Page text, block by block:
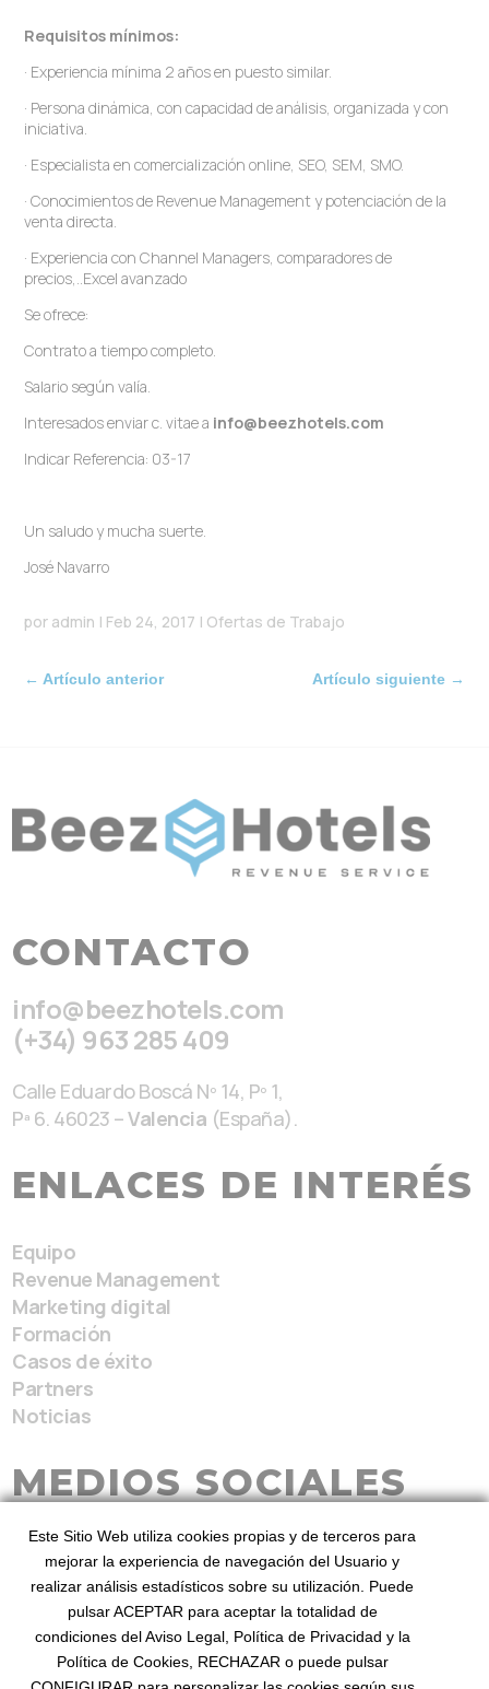
Requisitos mínimos:
· Experiencia mínima 2 años en puesto similar.
· Persona dinámica, con capacidad de análisis, organizada y con
iniciativa.
· Especialista en comercialización online, SEO, SEM, SMO.
· Conocimientos de Revenue Management y potenciación de la
venta directa.
· Experiencia con Channel Managers, comparadores de
precios,..Excel avanzado
Se ofrece:
Contrato a tiempo completo.
Salario según valía.
Interesados enviar c. vitae a info@beezhotels.com
Indicar Referencia: 03-17
Un saludo y mucha suerte.
José Navarro
por admin | Feb 24, 2017 | Ofertas de Trabajo
← Artículo anterior Artículo siguiente→
CONTACTO
info@beezhotels.com
(+34) 963 285 409
Calle Eduardo Boscá Nº 14, Pº 1,
Pª 6. 46023 –Valencia (España).
ENLACES DE INTERÉS
Equipo
Revenue Management
Marketing digital
Formación
Casos de éxito
Partners
Noticias
MEDIOS SOCIALES
BeezHotels, Revenue Service 2026Desde 2010
Este Sitio Web utiliza cookies propias y de terceros para
mejorar la experiencia de navegación del Usuario y
realizar análisis estadísticos sobre su utilización. Puede
pulsar ACEPTAR para aceptar la totalidad de
condiciones del Aviso Legal, Política de Privacidad y la
Política de Cookies, RECHAZAR o puede pulsar